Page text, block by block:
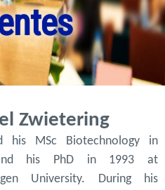
Zwietering
his MSc Biotechnology in
his PhD in 1993 at
University. During his